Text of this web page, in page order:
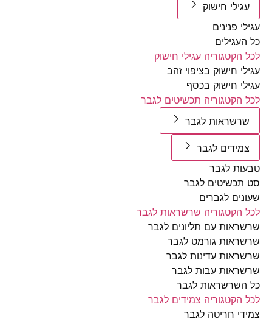
חישוק
פנינים
עגילי חישוק
חישוק בציפוי זהב
חישוק בכסף
תכשיטים לגבר
לגבר
לגבר
לגבר
לגבר
לגברים
הקטגוריה שרשראות לגבר
עם תליונים לגבר
גורמט לגבר
עדינות לגבר
עבות לגבר
לגבר
צמידים לגבר
חריטה לגבר